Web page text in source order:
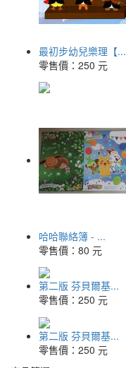
最初步幼兒樂理【...
零售價： 250 元
哈哈聯絡簿 - ...
零售價： 80 元
第二版 芬貝爾基...
零售價： 250 元
第二版 芬貝爾基...
零售價： 250 元